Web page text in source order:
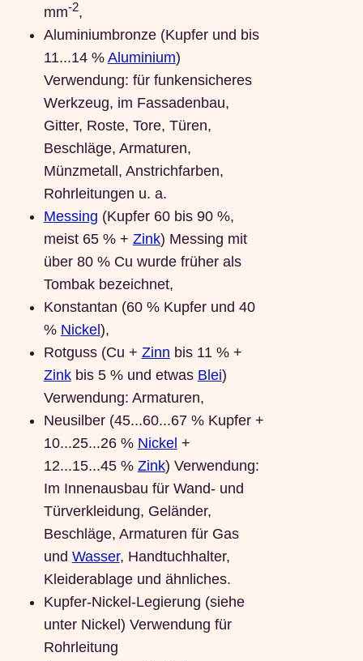
mm-2,
Aluminiumbronze (Kupfer und bis
11...14 % Aluminium)
Verwendung: für funkensicheres
Werkzeug, im Fassadenbau,
Gitter, Roste, Tore, Türen,
Beschläge, Armaturen,
Münzmetall, Anstrichfarben,
Rohrleitungen u. a.
Messing (Kupfer 60 bis 90 %,
meist 65 % + Zink) Messing mit
über 80 % Cu wurde früher als
Tombak bezeichnet,
Konstantan (60 % Kupfer und 40
% Nickel ),
Rotguss (Cu + Zinn bis 11 % +
Zinkbis 5 % und etwas Blei)
Verwendung: Armaturen,
Neusilber (45...60...67 % Kupfer +
10...25...26 % Nickel +
12...15...45 % Zink) Verwendung:
Im Innenausbau für Wand- und
Türverkleidung, Geländer,
Beschläge, Armaturen für Gas
und Wasser, Handtuchhalter,
Kleiderablage und ähnliches.
Kupfer-Nickel-Legierung (siehe
unter Nickel) Verwendung für
Rohrleitung